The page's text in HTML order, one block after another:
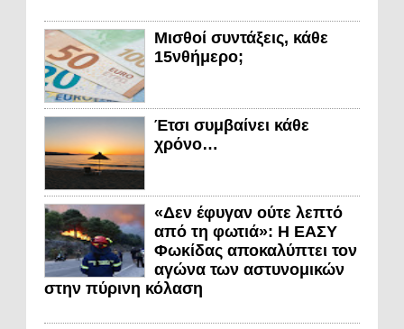
Μισθοί συντάξεις, κάθε
15νθήμερο;
Έτσι συμβαίνει κάθε
χρόνο…
«Δεν έφυγαν ούτε λεπτό
από τη φωτιά»: Η ΕΑΣΥ
Φωκίδας αποκαλύπτει τον
αγώνα των αστυνομικών
στην πύρινη κόλαση